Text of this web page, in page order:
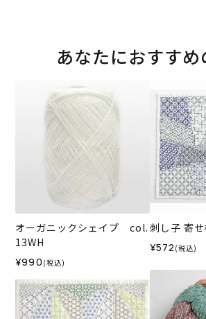
あなたにおすすめ
オーガニックシェイプ col.
13WH
¥990 (税込)
刺し子 寄
¥572 (税込)